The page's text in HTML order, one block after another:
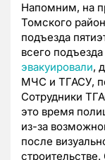
Напомним, на
Томского
подъезда
всего
эвакуировали,
МЧС и ТГАСУ,
Сотрудники
это время
из-за
после